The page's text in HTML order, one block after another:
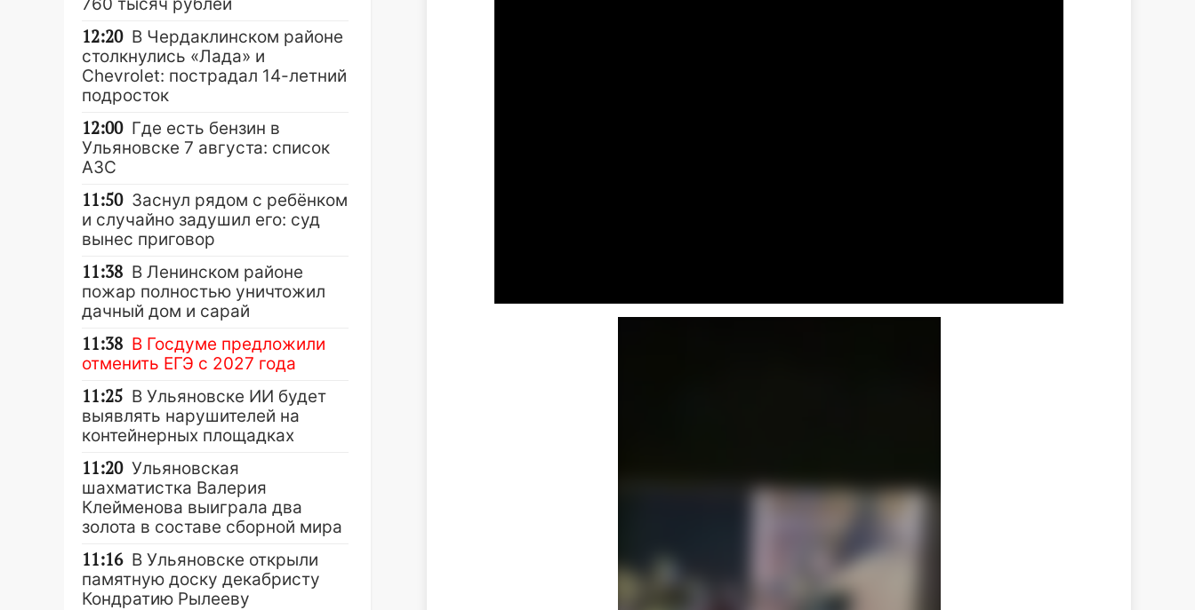
12:20 В Чердаклинском районе
столкнулись «Лада» и
Chevrolet: пострадал 14-летний
подросток
12:00 Где есть бензин в
Ульяновске 7 августа: список
АЗС
11:50 Заснул рядом с ребёнком
и случайно задушил его: суд
вынес приговор
11:38 В Ленинском районе
пожар полностью уничтожил
дачный дом и сарай
11:38 В Госдуме предложили
отменить ЕГЭ с 2027 года
11:25 В Ульяновске ИИ будет
выявлять нарушителей на
контейнерных площадках
11:20 Ульяновская
шахматистка Валерия
Клейменова выиграла два
золота в составе сборной мира
11:16 В Ульяновске открыли
памятную доску декабристу
Кондратию Рылееву